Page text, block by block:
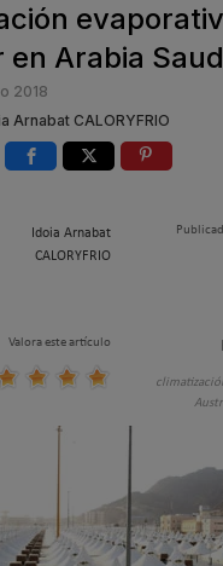
en Arabia
2018
Arnabat CALORYFRIO
Idoia Arnabat
CALORYFRIO
Valora este artículo